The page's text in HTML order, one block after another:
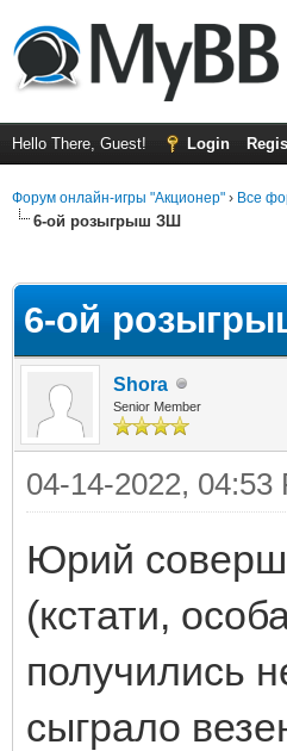
Hello There, Guest! Login
Форум онлайн-игры "Акционер" › Все
6-ой розыгрыш ЗШ
6-ой
Shora
Senior Member
04-14-2022, 04:53
Юрий
(кстати,
получились
сыграло